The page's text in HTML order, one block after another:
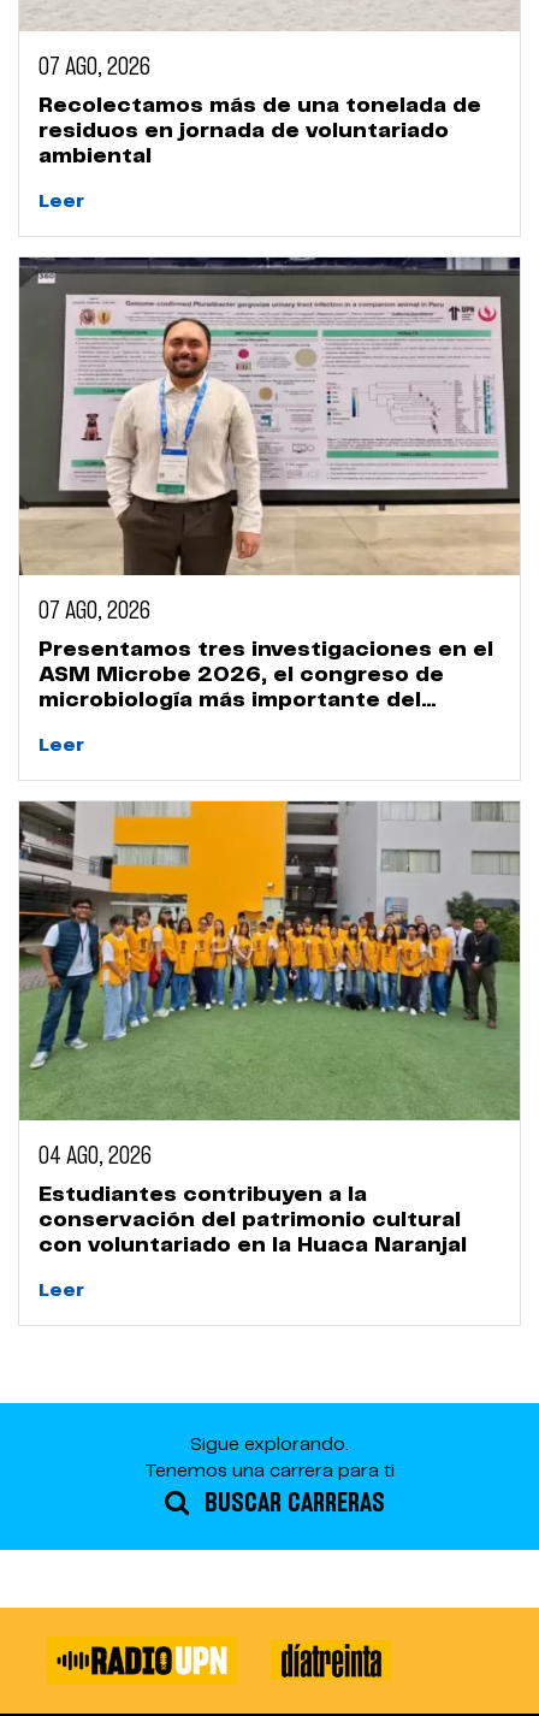
07 AGO, 2026
Recolectamos más de una tonelada de
residuos en jornada de voluntariado
ambiental
Leer
07 AGO, 2026
Presentamos tres investigaciones en el
ASM Microbe 2026, el congreso de
microbiología más importante del
Leer
04 AGO, 2026
Estudiantes contribuyen a la
conservación del patrimonio cultural
con voluntariado en la Huaca Naranjal
Leer
Sigue explorando.
Tenemos una carrera para ti
BUSCAR CARRERAS